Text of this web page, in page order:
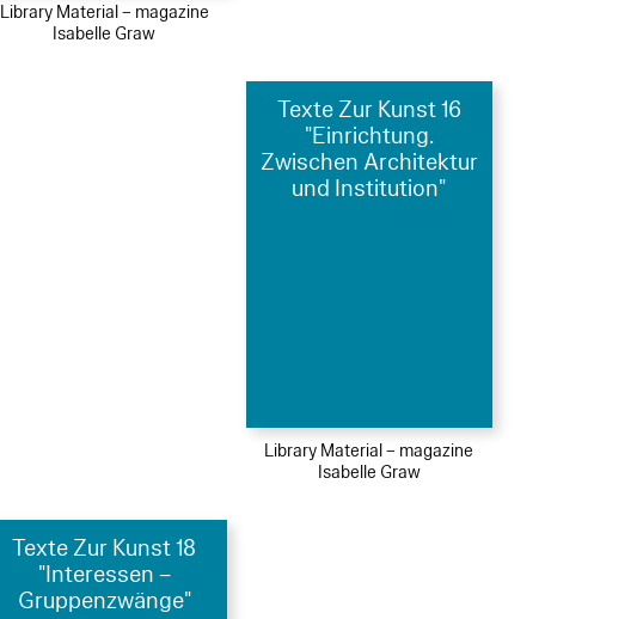
Library Material – magazine
Isabelle Graw
Texte Zur Kunst 16
"Einrichtung.
Zwischen Architektur
und Institution"
Library Material – magazine
Isabelle Graw
Texte Zur Kunst 18
"Interessen –
Gruppenzwänge"